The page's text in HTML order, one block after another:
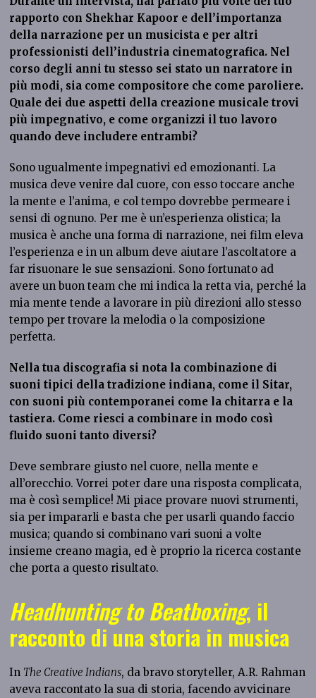
rapporto con Shekhar Kapoor e dell’importanza
della narrazione per un musicista e per altri
professionisti dell’industria cinematografica. Nel
corso degli anni tu stesso sei stato un narratore in
più modi, sia come compositore che come paroliere.
Quale dei due aspetti della creazione musicale trovi
più impegnativo, e come organizzi il tuo lavoro
quando deve includere entrambi?
Sono ugualmente impegnativi ed emozionanti. La
musica deve venire dal cuore, con esso toccare anche
la mente e l’anima, e col tempo dovrebbe permeare i
sensi di ognuno. Per me è un’esperienza olistica; la
musica è anche una forma di narrazione, nei film eleva
l’esperienza e in un album deve aiutare l’ascoltatore a
far risuonare le sue sensazioni. Sono fortunato ad
avere un buon team che mi indica la retta via, perché la
mia mente tende a lavorare in più direzioni allo stesso
tempo per trovare la melodia o la composizione
perfetta.
Nella tua discografia si nota la combinazione di
suoni tipici della tradizione indiana, come il Sitar,
con suoni più contemporanei come la chitarra e la
tastiera. Come riesci a combinare in modo così
fluido suoni tanto diversi?
Deve sembrare giusto nel cuore, nella mente e
all’orecchio. Vorrei poter dare una risposta complicata,
ma è così semplice! Mi piace provare nuovi strumenti,
sia per impararli e basta che per usarli quando faccio
musica; quando si combinano vari suoni a volte
insieme creano magia, ed è proprio la ricerca costante
che porta a questo risultato.
Headhunting to Beatboxing, il
racconto di una storia in musica
In The Creative Indians, da bravo storyteller, A.R. Rahman
aveva raccontato la sua di storia, facendo avvicinare